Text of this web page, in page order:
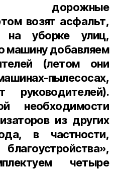
дорожные
возят асфальт,
на уборке улиц,
машину добавляем
(летом они
пылесосах,
руководителей).
необходимости
из других
в частности,
четыре